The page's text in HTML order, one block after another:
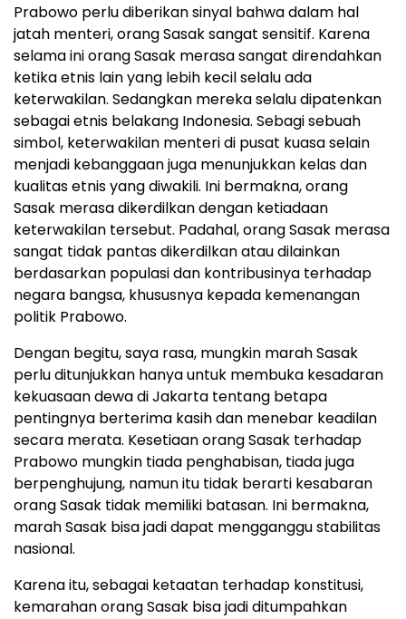
Prabowo perlu diberikan sinyal bahwa dalam hal
jatah menteri, orang Sasak sangat sensitif. Karena
selama ini orang Sasak merasa sangat direndahkan
ketika etnis lain yang lebih kecil selalu ada
keterwakilan. Sedangkan mereka selalu dipatenkan
sebagai etnis belakang Indonesia. Sebagi sebuah
simbol, keterwakilan menteri di pusat kuasa selain
menjadi kebanggaan juga menunjukkan kelas dan
kualitas etnis yang diwakili. Ini bermakna, orang
Sasak merasa dikerdilkan dengan ketiadaan
keterwakilan tersebut. Padahal, orang Sasak merasa
sangat tidak pantas dikerdilkan atau dilainkan
berdasarkan populasi dan kontribusinya terhadap
negara bangsa, khususnya kepada kemenangan
politik Prabowo.
Dengan begitu, saya rasa, mungkin marah Sasak
perlu ditunjukkan hanya untuk membuka kesadaran
kekuasaan dewa di Jakarta tentang betapa
pentingnya berterima kasih dan menebar keadilan
secara merata. Kesetiaan orang Sasak terhadap
Prabowo mungkin tiada penghabisan, tiada juga
berpenghujung, namun itu tidak berarti kesabaran
orang Sasak tidak memiliki batasan. Ini bermakna,
marah Sasak bisa jadi dapat mengganggu stabilitas
nasional.
Karena itu, sebagai ketaatan terhadap konstitusi,
kemarahan orang Sasak bisa jadi ditumpahkan